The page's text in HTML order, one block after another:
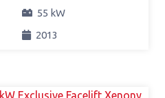
55 kW
2013